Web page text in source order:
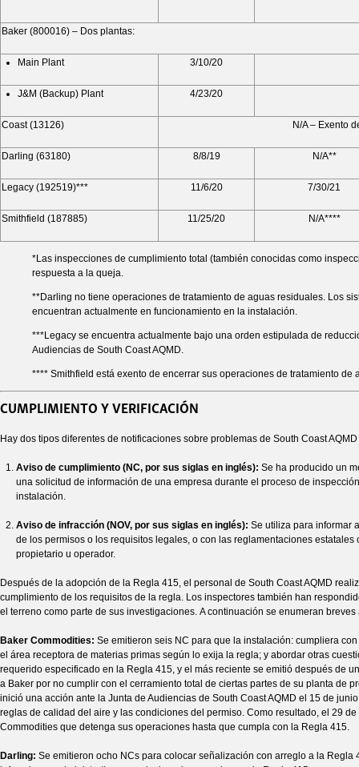
Baker (800016) – Dos plantas:
Main Plant 3/10/20
J&M (Backup) Plant 4/23/20
Coast (13126) N/A – Exento
Darling (63180) 8/8/19 N/A**
Legacy (192519)*** 11/6/20 7/30/21
Smithfield (187885) 11/25/20 N/A****
*Las inspecciones de cumplimiento total (también conocidas como
respuesta a la queja.
**Darling no tiene operaciones de tratamiento de aguas residuales. Los
encuentran actualmente en funcionamiento en la instalación.
***Legacy se encuentra actualmente bajo una orden estipulada de
Audiencias de South Coast AQMD.
**** Smithfield está exento de encerrar sus operaciones de tratamiento
CUMPLIMIENTO Y VERIFICACIÓN
Hay dos tipos diferentes de notificaciones sobre problemas de South Coast
Aviso de cumplimiento (NC, por sus siglas en inglés): Se ha producido un
una solicitud de información de una empresa durante el proceso de
instalación.
Aviso de infracción (NOV, por sus siglas en inglés): Se utiliza para informar
de los permisos o los requisitos legales, o con las reglamentaciones
propietario u operador.
Después de la adopción de la Regla 415, el personal de South Coast AQMD
cumplimiento de los requisitos de la regla. Los inspectores también han
el terreno como parte de sus investigaciones. A continuación se enumeran
Baker Commodities: Se emitieron seis NC para que la instalación: cumpliera
el área receptora de materias primas según lo exija la regla; y abordar otras
requerido especificado en la Regla 415, y el más reciente se emitió después de
a Baker por no cumplir con el cerramiento total de ciertas partes de su planta de
inició una acción ante la Junta de Audiencias de South Coast AQMD el 15 de
reglas de calidad del aire y las condiciones del permiso. Como resultado, el 29
Commodities que detenga sus operaciones hasta que cumpla con la Regla 415.
Darling: Se emitieron ocho NCs para colocar señalización con arreglo a la